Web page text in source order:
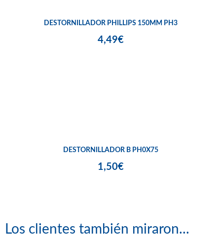
DESTORNILLADOR PHILLIPS 150MM PH3
4,49€
DESTORNILLADOR B PH0X75
1,50€
Los clientes también miraron...